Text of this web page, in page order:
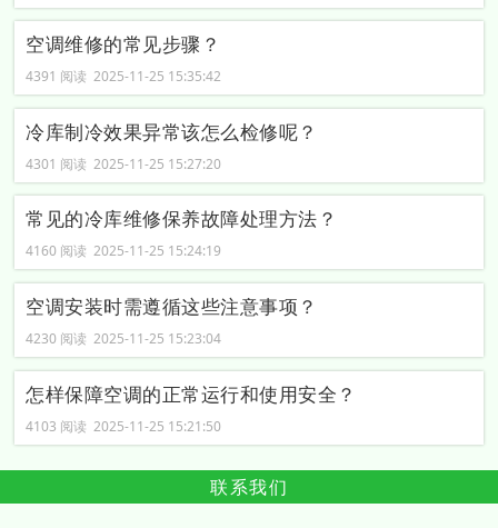
空调维修的常见步骤？
4391 阅读 2025-11-25 15:35:42
冷库制冷效果异常该怎么检修呢？
4301 阅读 2025-11-25 15:27:20
常见的冷库维修保养故障处理方法？
4160 阅读 2025-11-25 15:24:19
空调安装时需遵循这些注意事项？
4230 阅读 2025-11-25 15:23:04
怎样保障空调的正常运行和使用安全？
4103 阅读 2025-11-25 15:21:50
联系我们